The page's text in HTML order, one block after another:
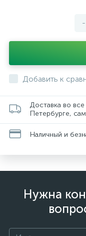
-
Добавить к
Доставка во
Петербурге,
Наличный и
Нужна